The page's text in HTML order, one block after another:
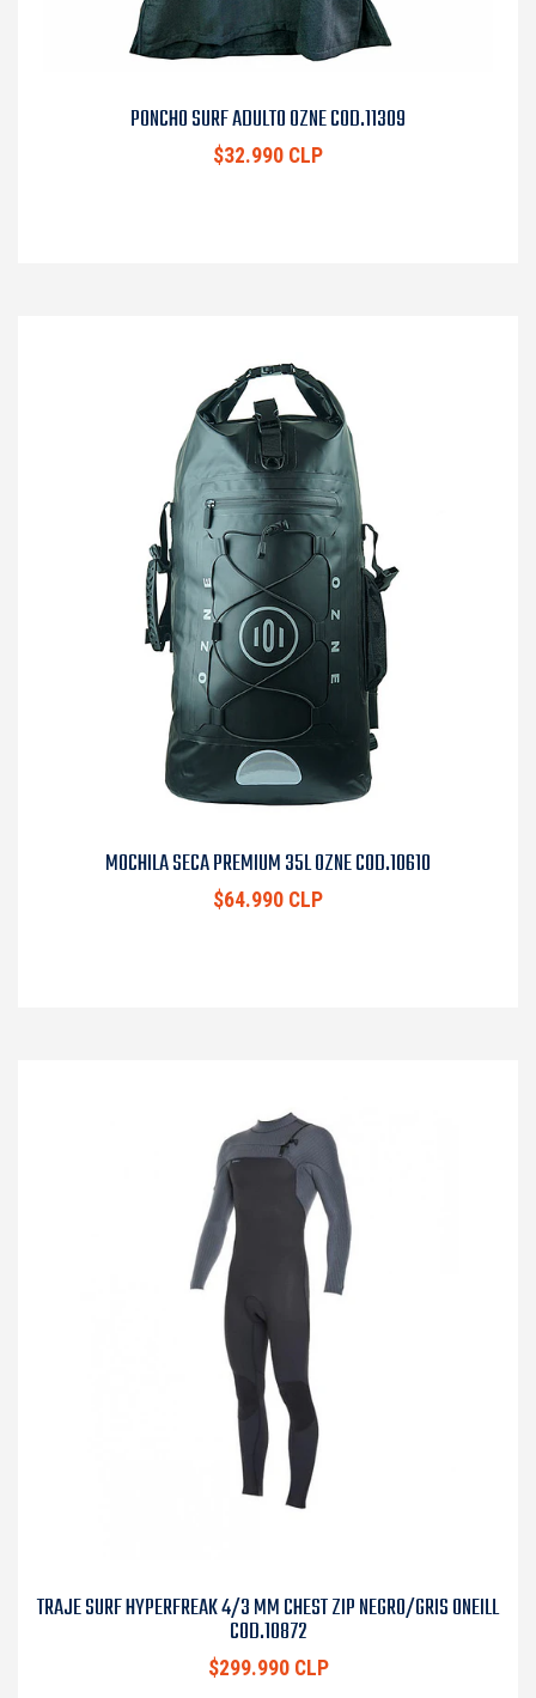
PONCHO SURF ADULTO OZNE COD.11309
$32.990 CLP
MOCHILA SECA PREMIUM 35L OZNE COD.10610
$64.990 CLP
TRAJE SURF HYPERFREAK 4/3 MM CHEST ZIP NEGRO/GRIS ONEILL
COD.10872
$299.990 CLP